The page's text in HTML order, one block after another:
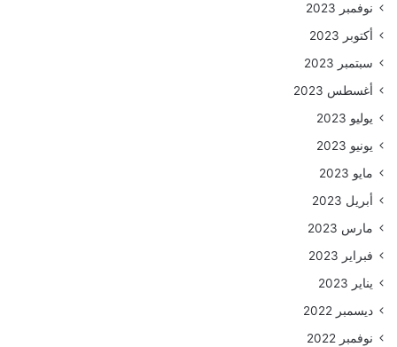
نوفمبر 2023
أكتوبر 2023
سبتمبر 2023
أغسطس 2023
يوليو 2023
يونيو 2023
مايو 2023
أبريل 2023
مارس 2023
فبراير 2023
يناير 2023
ديسمبر 2022
نوفمبر 2022